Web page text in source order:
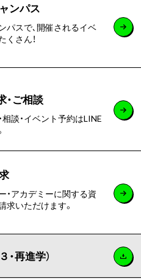
ンパス
パスで､開催されるイベ
くさん！
・ご相談
談・イベント予約はLINE
・アカデミーに関する資
求いただけます。
再進学）